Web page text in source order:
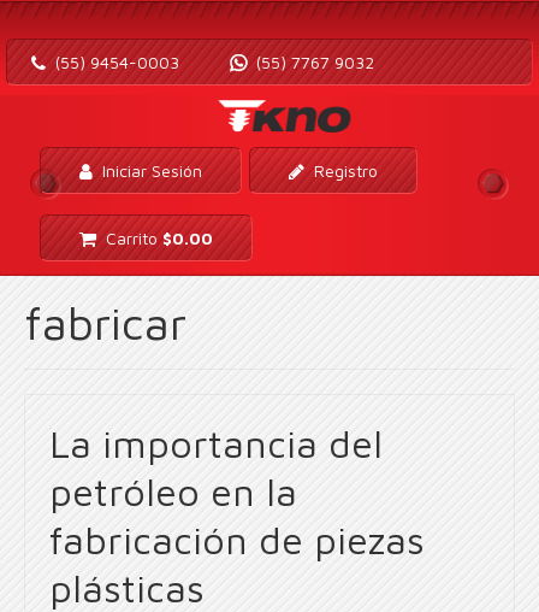
(55) 9454-0003 (55) 7767 9032
Iniciar Sesión Registro
Carrito $0.00
fabricar
La importancia del
petróleo en la
fabricación de piezas
plásticas